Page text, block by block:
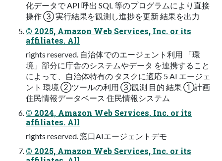
化データで API 呼出 SQL 等のプログラムにより直接
操作 ③ 実⾏結果を観測し進捗を更新 結果を出⼒
© 2025, Amazon Web Services, Inc. or its
affiliates. All
rights reserved. ⾃治体でのエージェント利⽤ 「環
境」部分に庁舎のシステムやデータ を連携すること
によって、⾃治体特有の タスクに適応 5 AI エージェ
ント 環境 ②ツールの利⽤ ③観測 ⽬的 結果 ①計画
住⺠情報データベース 住⺠情報システム
© 2024, Amazon Web Services, Inc. or its
affiliates. All
rights reserved. 窓⼝AIエージェントデモ
© 2025, Amazon Web Services, Inc. or its